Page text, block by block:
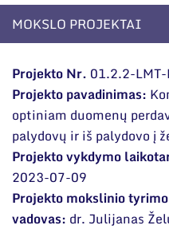
Narystė
MOKSLO PROJEKTAI
Ilgalaikės programos
Moksliniai skyriai
Mokslinės publikacijos
Mokslo projektai
Patentai
Projekto Nr. 01.2.2-
Projekto pavadinimas:
optiniam duomenų
palydovų ir iš palydovo į
Projekto vykdymo
2023-07-09
Projekto mokslinio tyrimo
vadovas: dr. Julijanas